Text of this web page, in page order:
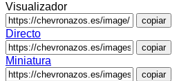
Visualizador
copiar
Directo
copiar
Miniatura
copiar